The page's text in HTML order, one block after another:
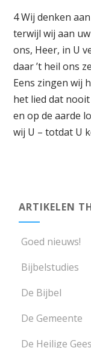
4 Wij denken
terwijl wij aan
ons, Heer, in U
daar ’t heil ons
Eens zingen wij
het lied dat
en op de aarde
wij U – totdat U
ARTIKELEN
Goed nieuws!
Bijbelstudies
De Bijbel
De Gemeente
De Heilige